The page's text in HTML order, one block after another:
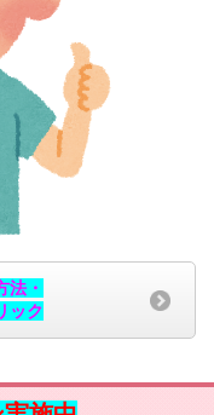
法・
ック